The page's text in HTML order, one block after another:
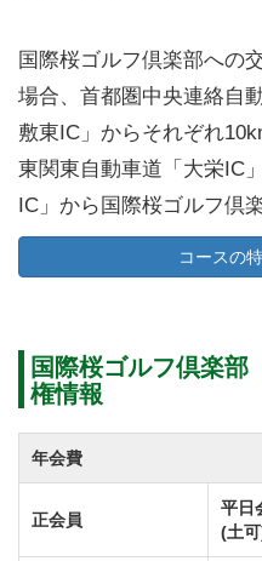
国際桜ゴルフ倶楽部への
場合、首都圏中央連絡自
敷東IC」からそれぞれ
東関東自動車道「大栄IC
IC」から国際桜ゴルフ倶
です。
常磐自動車道「桜土浦IC
道路をご利用頂くルート
電車をご利用の場合、JR
JR常磐線「取手駅」をご
ほどの距離にあります。
コースの
国際桜ゴルフ倶楽部
権情報
年会費
正会員
平日
(土